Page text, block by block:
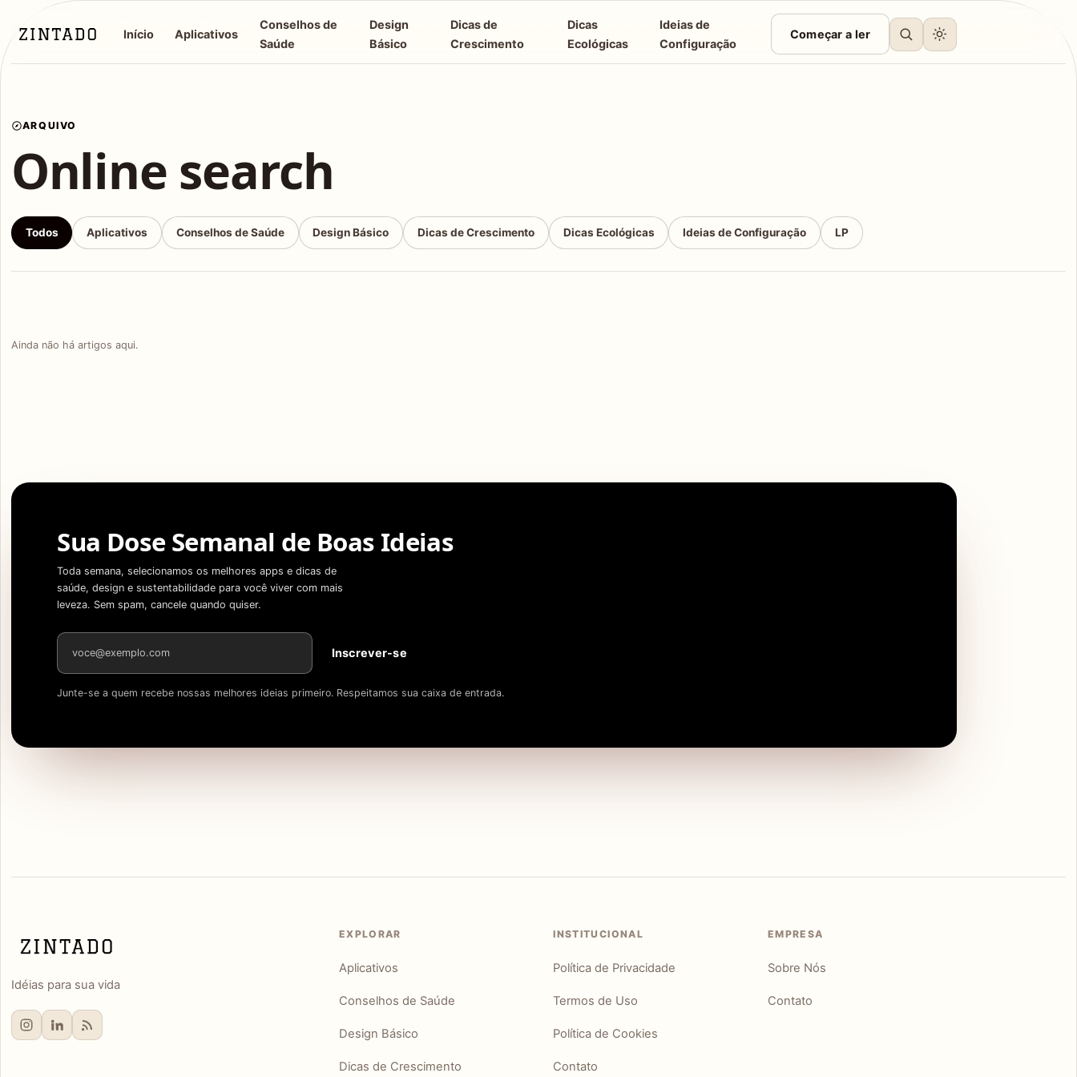
Início Aplicativos
Conselhos de
Saúde
Design
Básico
Dicas de
Crescimento
Dicas
Ecológicas
Ideias de
Configuração
Começar a ler
ARQUIVO
Online search
Todos Aplicativos Conselhos de Saúde Design Básico Dicas de Crescimento Dicas Ecológicas Ideias de Configuração LP
Ainda não há artigos aqui.
Sua Dose Semanal de Boas Ideias
Toda semana, selecionamos os melhores apps e dicas de
saúde, design e sustentabilidade para você viver com mais
leveza. Sem spam, cancele quando quiser.
Endereço de e-mail
Inscrever-se
Junte-se a quem recebe nossas melhores ideias primeiro. Respeitamos sua caixa de entrada.
Idéias para sua vida
EXPLORAR
Aplicativos
Conselhos de Saúde
Design Básico
Dicas de Crescimento
INSTITUCIONAL
Política de Privacidade
Termos de Uso
Política de Cookies
Contato
EMPRESA
Sobre Nós
Contato